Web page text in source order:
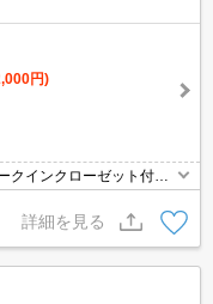
円)
クインクローゼット付
詳細を見る